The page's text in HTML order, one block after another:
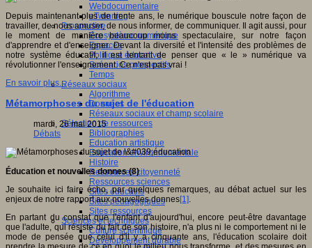
Webdocumentaire
eTwinning
Prospective
Ecosystème numérique
Espaces
Politique éducative
Scénarios prospectifs
Temps
Réseaux sociaux
Algorithme
Données
Réseaux sociaux et champ scolaire
Sélection de ressources
Bibliographies
Education artistique
Education environnementale
Histoire
Ressources citoyenneté
Ressources sciences
Sites éducatifs
Sites pédagogiques
Sites ressources
Sciences et techniques
Culture scientifique
Développement durable
Depuis maintenant plus de trente ans, le numérique bouscule notre façon de
travailler, de nous amuser, de nous informer, de communiquer. Il agit aussi, pour
le moment de manière beaucoup moins spectaculaire, sur notre façon
d'apprendre et d'enseigner. Devant la diversité et l'intensité des problèmes de
notre système éducatif, il est tentant de penser que « le » numérique va
révolutionner l'enseignement. Ce n'est pas vrai !
En savoir plus...
Métamorphoses du sujet de l'éducation
mardi, 26 mai 2015
Débats
Éducation et nouvelles donnes (8)
Je souhaite ici faire écho, par quelques remarques, au débat actuel sur les
enjeux de notre rapport aux nouvelles donnes[1]
En partant du constat que l'enfant d'aujourd'hui, encore peut-être davantage
que l'adulte, qui résiste du fait de son histoire, n'a plus ni le comportement ni le
mode de pensée que celui d'il y a cinquante ans, l'éducation scolaire doit